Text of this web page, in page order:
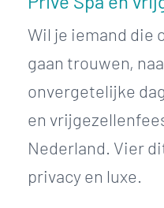
Wil je iemand die
gaan trouwen,
onvergetelijke
en
Nederland. Vier
privacy en luxe.